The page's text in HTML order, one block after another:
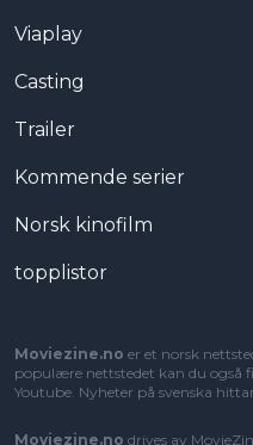
Viaplay
Casting
Trailer
Kommende serier
Norsk kinofilm
topplistor
Moviezine.no er et norsk
populære nettstedet kan du også
Youtube. Nyheter på svenska
Moviezine.no drives av